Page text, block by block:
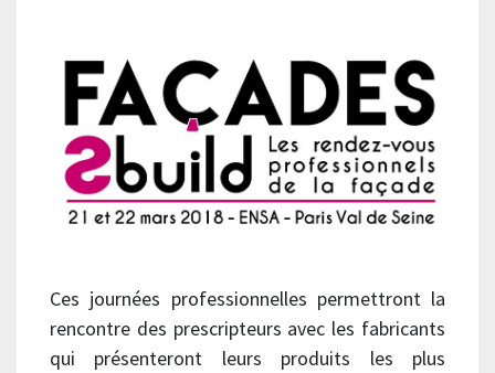
Ces journées professionnelles permettront la
rencontre des prescripteurs avec les fabricants
qui présenteront leurs produits les plus